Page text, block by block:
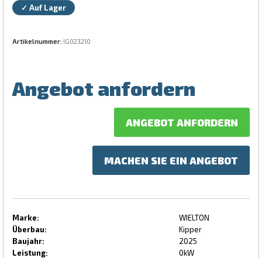
✓ Auf Lager
Artikelnummer: IG023210
Angebot anfordern
ANGEBOT ANFORDERN
MACHEN SIE EIN ANGEBOT
Marke:
WIELTON
Überbau:
Kipper
Baujahr:
2025
Leistung:
0kW